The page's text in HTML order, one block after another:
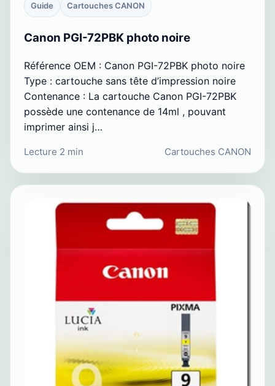
Guide Cartouches CANON
Canon PGI-72PBK photo noire
Référence OEM : Canon PGI-72PBK photo noire
Type : cartouche sans tête d’impression noire
Contenance : La cartouche Canon PGI-72PBK
possède une contenance de 14ml , pouvant
imprimer ainsi j…
Lecture 2 min Cartouches CANON